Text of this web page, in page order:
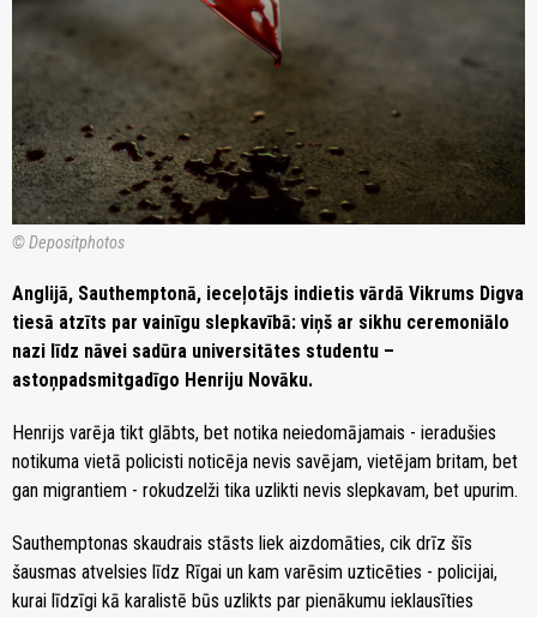
© Depositphotos
Anglijā, Sauthemptonā, ieceļotājs indietis vārdā Vikrums Digva
tiesā atzīts par vainīgu slepkavībā: viņš ar sikhu ceremoniālo
nazi līdz nāvei sadūra universitātes studentu –
astoņpadsmitgadīgo Henriju Novāku.
Henrijs varēja tikt glābts, bet notika neiedomājamais - ieradušies
notikuma vietā policisti noticēja nevis savējam, vietējam britam, bet
gan migrantiem - rokudzelži tika uzlikti nevis slepkavam, bet upurim.
Sauthemptonas skaudrais stāsts liek aizdomāties, cik drīz šīs
šausmas atvelsies līdz Rīgai un kam varēsim uzticēties - policijai,
kurai līdzīgi kā karalistē būs uzlikts par pienākumu ieklausīties